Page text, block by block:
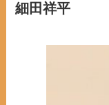
細田祥平